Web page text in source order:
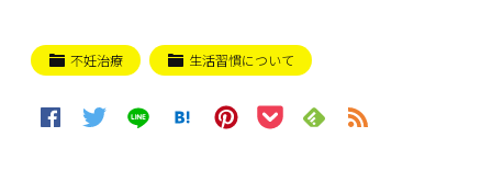
不妊治療 生活習慣について